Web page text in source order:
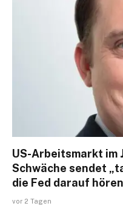
US-Arbeitsmarkt im
Schwäche sendet
die Fed darauf
vor 2 Tagen